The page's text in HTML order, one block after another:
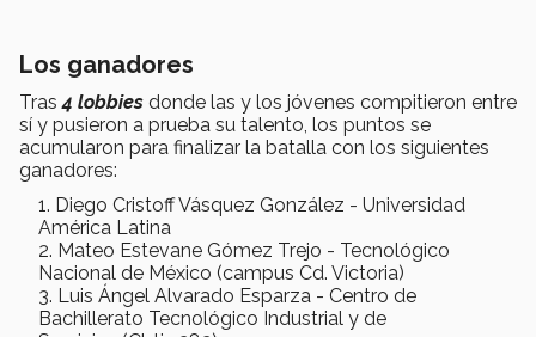
Los ganadores
Tras4 lobbies donde las y los jóvenes compitieron entre
sí y pusieron a prueba su talento, los puntos se
acumularon para finalizar la batalla con los siguientes
ganadores:
Diego Cristoff Vásquez González - Universidad
América Latina
Mateo Estevane Gómez Trejo - Tecnológico
Nacional de México (campus Cd. Victoria)
Luis Ángel Alvarado Esparza - Centro de
Bachillerato Tecnológico Industrial y de